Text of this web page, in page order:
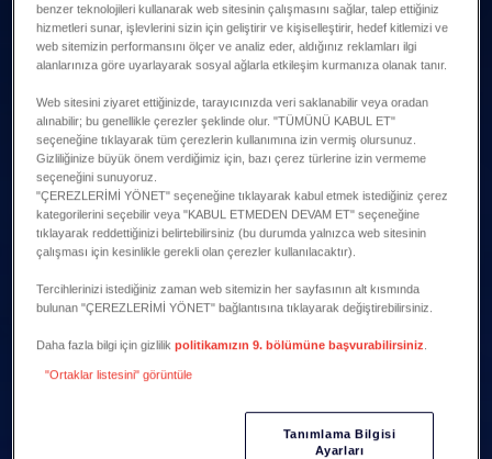
benzer teknolojileri kullanarak web sitesinin çalışmasını sağlar, talep ettiğiniz
hizmetleri sunar, işlevlerini sizin için geliştirir ve kişiselleştirir, hedef kitlemizi ve
web sitemizin performansını ölçer ve analiz eder, aldığınız reklamları ilgi
alanlarınıza göre uyarlayarak sosyal ağlarla etkileşim kurmanıza olanak tanır.
Web sitesini ziyaret ettiğinizde, tarayıcınızda veri saklanabilir veya oradan
alınabilir; bu genellikle çerezler şeklinde olur. "TÜMÜNÜ KABUL ET"
seçeneğine tıklayarak tüm çerezlerin kullanımına izin vermiş olursunuz.
Gizliliğinize büyük önem verdiğimiz için, bazı çerez türlerine izin vermeme
seçeneğini sunuyoruz.
"ÇEREZLERİMİ YÖNET" seçeneğine tıklayarak kabul etmek istediğiniz çerez
kategorilerini seçebilir veya "KABUL ETMEDEN DEVAM ET" seçeneğine
tıklayarak reddettiğinizi belirtebilirsiniz (bu durumda yalnızca web sitesinin
çalışması için kesinlikle gerekli olan çerezler kullanılacaktır).
Tercihlerinizi istediğiniz zaman web sitemizin her sayfasının alt kısmında
bulunan "ÇEREZLERİMİ YÖNET" bağlantısına tıklayarak değiştirebilirsiniz.
Daha fazla bilgi için gizlilikpolitikamızın 9. bölümüne başvurabilirsiniz
"Ortaklar listesini" görüntüle
Tanımlama Bilgisi
Ayarları